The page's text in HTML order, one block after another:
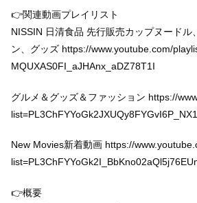
👉関連動画プレイリスト
NISSIN 日清食品 先行販売カップヌードル
ン、グッズ https://www.youtube.com/
MQUXAS0FI_aJHAnx_aDZ78T1I
グルメ＆グッズ＆ファッション https://
New Movies新着動画 https://
👉概要